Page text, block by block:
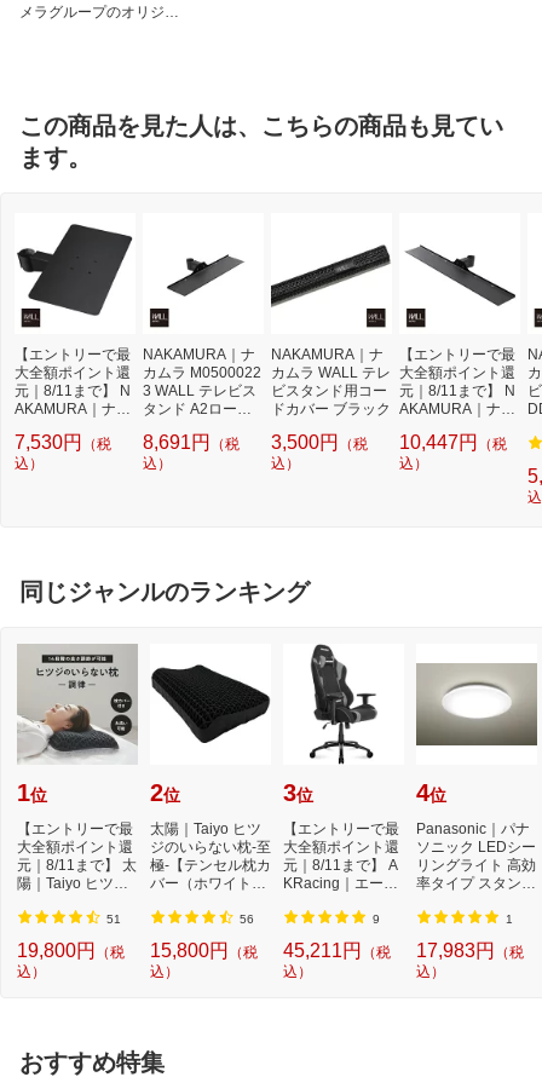
メラグループのオリジナ
この商品を見た人は、こちらの商品も見てい
ます。
【エントリーで最
大全額ポイント還
元｜8/11まで】 N
AKAMURA｜ナカ
スタンドA2ロータ
イプ対応 レコーダ
7,530円
（税
込）
NAKAMURA｜ナ
カムラ M0500022
3 WALL テレビス
タンド A2ロータ
バー棚板 Sサイズ
幅60cm サテンブ
8,691円
（税
込）
NAKAMURA｜ナ
カムラ WALL テレ
ビスタンド用コー
ドカバー ブラック
3,500円
（税
込）
【エントリーで最
大全額ポイント還
元｜8/11まで】 N
AKAMURA｜ナカ
WALLテレビスタ
ンド A2ロータイ
10,447円
（税
込）
同じジャンルのランキング
1位
【エントリーで最
大全額ポイント還
元｜8/11まで】 太
陽｜Taiyo ヒツジ
51
19,800円
（税
込）
2位
太陽｜Taiyo ヒツ
ジのいらない枕-至
極-【テンセル枕カ
バー（ホワイト）
56
15,800円
（税
込）
3位
【エントリーで最
大全額ポイント還
元｜8/11まで】 A
KRacing｜エーケ
ー...
9
45,211円
（税
込）
4位
Panasonic｜パナ
ソニック LEDシー
リングライト 高効
率タイプ スタンダ
H...
1
17,983円
（税
込）
おすすめ特集